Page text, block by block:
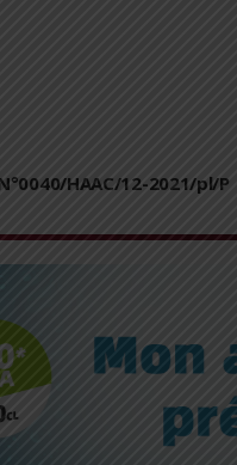
N°0040/HAAC/12-2021/pl/P